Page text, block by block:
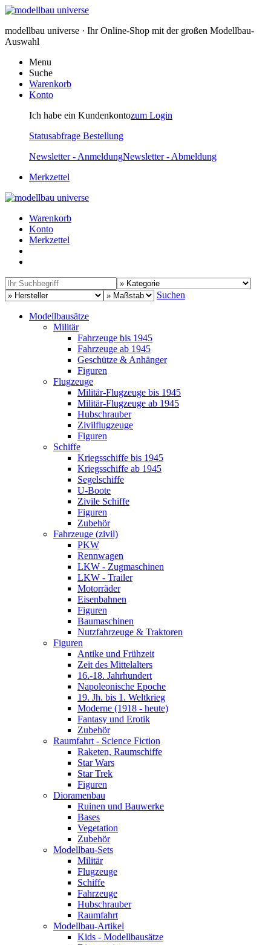
modellbau universe · Ihr Online-Shop mit der großen Modellbau-
Auswahl
Menu
Suche
Warenkorb
Konto
Ich habe ein Kundenkontozum Login
Statusabfrage Bestellung
Newsletter - AnmeldungNewsletter - Abmeldung
Merkzettel
Warenkorb
Konto
Merkzettel
Suchen
Modellbausätze
Militär
Fahrzeuge bis 1945
Fahrzeuge ab 1945
Geschütze & Anhänger
Figuren
Flugzeuge
Militär-Flugzeuge bis 1945
Militär-Flugzeuge ab 1945
Hubschrauber
Zivilflugzeuge
Figuren
Schiffe
Kriegsschiffe bis 1945
Kriegsschiffe ab 1945
Segelschiffe
U-Boote
Zivile Schiffe
Figuren
Zubehör
Fahrzeuge (zivil)
PKW
Rennwagen
LKW - Zugmaschinen
LKW - Trailer
Motorräder
Eisenbahnen
Figuren
Baumaschinen
Nutzfahrzeuge & Traktoren
Figuren
Antike und Frühzeit
Zeit des Mittelalters
16.-18. Jahrhundert
Napoleonische Epoche
19. Jh. bis 1. Weltkrieg
Moderne (1918 - heute)
Fantasy und Erotik
Zubehör
Raumfahrt - Science Fiction
Raketen, Raumschiffe
Star Wars
Star Trek
Figuren
Dioramenbau
Ruinen und Bauwerke
Bases
Vegetation
Zubehör
Modellbau-Sets
Militär
Flugzeuge
Schiffe
Fahrzeuge
Hubschrauber
Raumfahrt
Modellbau-Artikel
Kids - Modellbausätze